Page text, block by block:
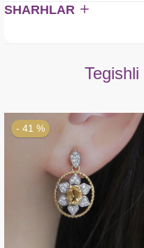
SHARHLAR
- 41 %